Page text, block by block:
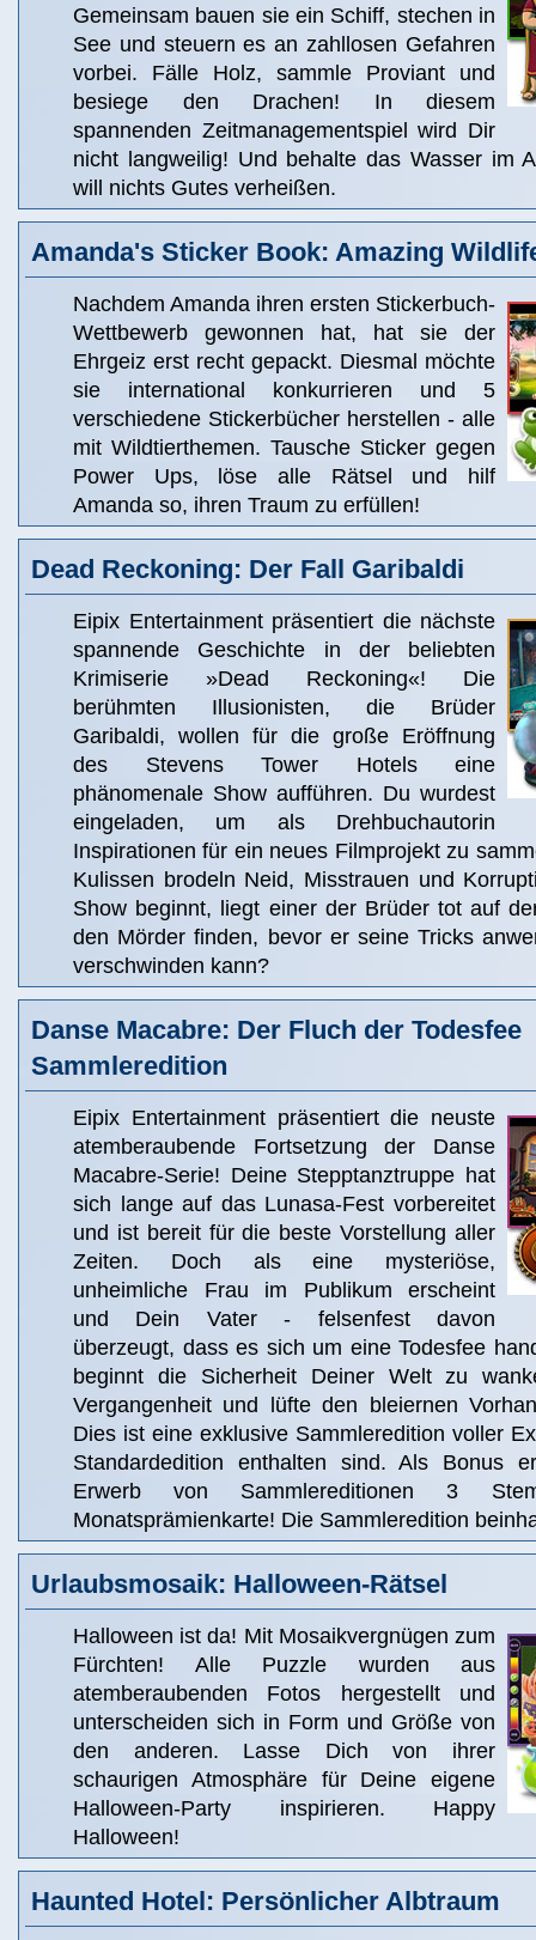
Gemeinsam bauen sie ein Schiff, stechen in
See und steuern es an zahllosen Gefahren
vorbei. Fälle Holz, sammle Proviant und
besiege den Drachen! In diesem
spannenden Zeitmanagementspiel wird Dir
nicht langweilig! Und behalte das Wasser im
will nichts Gutes verheißen.
Amanda's Sticker Book: Amazing
Nachdem Amanda ihren ersten Stickerbuch-
Wettbewerb gewonnen hat, hat sie der
Ehrgeiz erst recht gepackt. Diesmal möchte
sie international konkurrieren und 5
verschiedene Stickerbücher herstellen - alle
mit Wildtierthemen. Tausche Sticker gegen
Power Ups, löse alle Rätsel und hilf
Amanda so, ihren Traum zu erfüllen!
Dead Reckoning: Der Fall Garibaldi
Eipix Entertainment präsentiert die nächste
spannende Geschichte in der beliebten
Krimiserie »Dead Reckoning«! Die
berühmten Illusionisten, die Brüder
Garibaldi, wollen für die große Eröffnung
des Stevens Tower Hotels eine
phänomenale Show aufführen. Du wurdest
eingeladen, um als Drehbuchautorin
Inspirationen für ein neues Filmprojekt zu
Kulissen brodeln Neid, Misstrauen und
Show beginnt, liegt einer der Brüder tot auf
den Mörder finden, bevor er seine Tricks
verschwinden kann?
Danse Macabre: Der Fluch der Todesfee
Sammleredition
Eipix Entertainment präsentiert die neuste
atemberaubende Fortsetzung der Danse
Macabre-Serie! Deine Stepptanztruppe hat
sich lange auf das Lunasa-Fest vorbereitet
und ist bereit für die beste Vorstellung aller
Zeiten. Doch als eine mysteriöse,
unheimliche Frau im Publikum erscheint
und Dein Vater - felsenfest davon
überzeugt, dass es sich um eine Todesfee
beginnt die Sicherheit Deiner Welt zu
Vergangenheit und lüfte den bleiernen
Dies ist eine exklusive Sammleredition voller
Standardedition enthalten sind. Als Bonus
Erwerb von Sammlereditionen 3
Monatsprämienkarte! Die Sammleredition
Urlaubsmosaik: Halloween-Rätsel
Halloween ist da! Mit Mosaikvergnügen zum
Fürchten! Alle Puzzle wurden aus
atemberaubenden Fotos hergestellt und
unterscheiden sich in Form und Größe von
den anderen. Lasse Dich von ihrer
schaurigen Atmosphäre für Deine eigene
Halloween-Party inspirieren. Happy
Halloween!
Haunted Hotel: Persönlicher Albtraum